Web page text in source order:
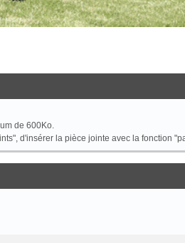
de 600Ko.
d'insérer la pièce jointe avec la fonction